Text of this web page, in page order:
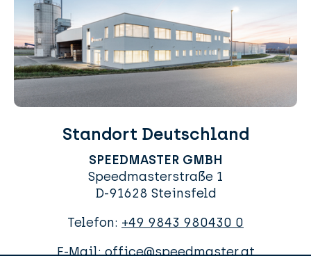
Standort Deutschland
SPEEDMASTER GMBH
Speedmasterstraße 1
D-91628 Steinsfeld
Telefon: +49 9843 980430 0
E-Mail:office@speedmaster.at